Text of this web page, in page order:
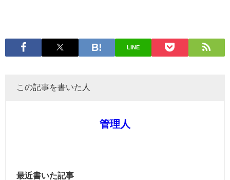
LINE
この記事を書いた人
管理人
最近書いた記事